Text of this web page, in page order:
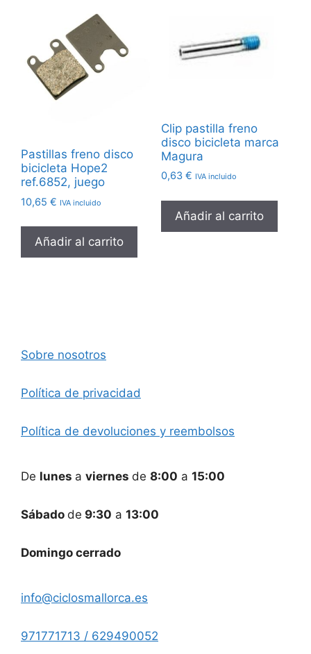
Pastillas freno disco
bicicleta Hope2
ref.6852, juego
10,65 € IVA incluido
Añadir al carrito
Clip pastilla freno
disco bicicleta marca
Magura
0,63 € IVA incluido
Añadir al carrito
Sobre nosotros
Política de privacidad
Política de devoluciones y reembolsos
De lunes a viernes de 8:00 a 15:00
Sábado de 9:30 a 13:00
Domingo cerrado
info@ciclosmallorca.es
971771713 / 629490052